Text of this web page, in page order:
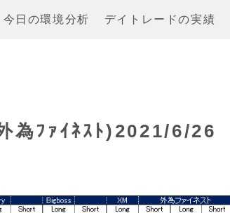
今日の環境分析 デイトレードの実績
ﾌｧｲﾈｽﾄ)2021/6/26